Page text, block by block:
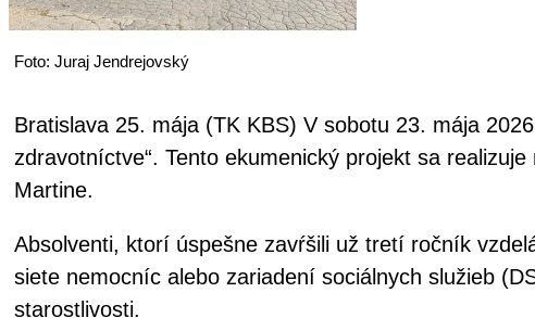
Foto: Juraj Jendrejovský
Bratislava 25. mája (TK KBS) V sobotu 23. mája
zdravotníctve“. Tento ekumenický projekt sa
Martine.
Absolventi, ktorí úspešne zavŕšili už tretí ročník
siete nemocníc alebo zariadení sociálnych služieb
starostlivosti.